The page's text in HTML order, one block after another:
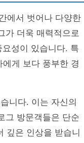
에서 벗어나 다양한
가 더욱 매력적으로
요성이 있습니다. 특
게 보다 풍부한 경
니다. 이는 자신의
그 방문객들은 단순
깊은 인상을 받습니